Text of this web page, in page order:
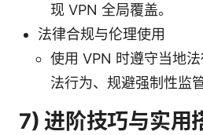
现 VPN 全局覆盖。
法律合规与伦理使用
使用 VPN 时遵守当地
法行为、规避强制性监
7) 进阶技巧与实用